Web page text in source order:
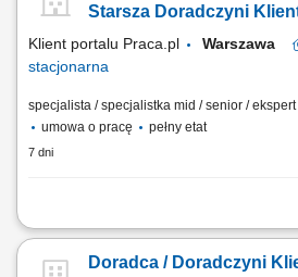
pełnym portfolio usług bankowych.
Starsza Doradczyni
Klient portalu Praca.pl Warszawa
stacjonarna
specjalista / specjalistka mid / senior /
umowa o pracę
pełny etat
7 dni
Analiza potrzeb finansowych klientów
nowych klientów oraz budowanie
Doradca / Doradczyni